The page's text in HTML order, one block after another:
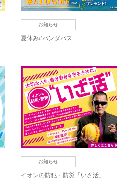
お知らせ
夏休み#パンダパス
お知らせ
イオンの防犯・防災「いざ活」